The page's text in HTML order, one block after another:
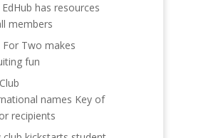
EdHub has resources
members
For Two makes
fun
names Key of
recipients